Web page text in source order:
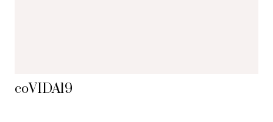
coVIDA19